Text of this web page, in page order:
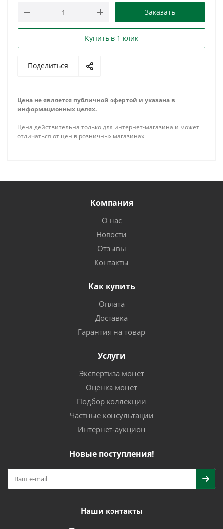
Заказать
Купить в 1 клик
Поделиться
Цена не является публичной офертой и указана в
информационных целях.
Цена действительна только для интернет-магазина и может
отличаться от цен в розничных магазинах
Компания
О нас
Новости
Отзывы
Контакты
Как купить
Оплата
Доставка
Гарантия на товар
Услуги
Экспертиза монет
Оценка монет
Подбор коллекции
Частные консультации
Интернет-аукцион
Новые поступления!
Наши контакты